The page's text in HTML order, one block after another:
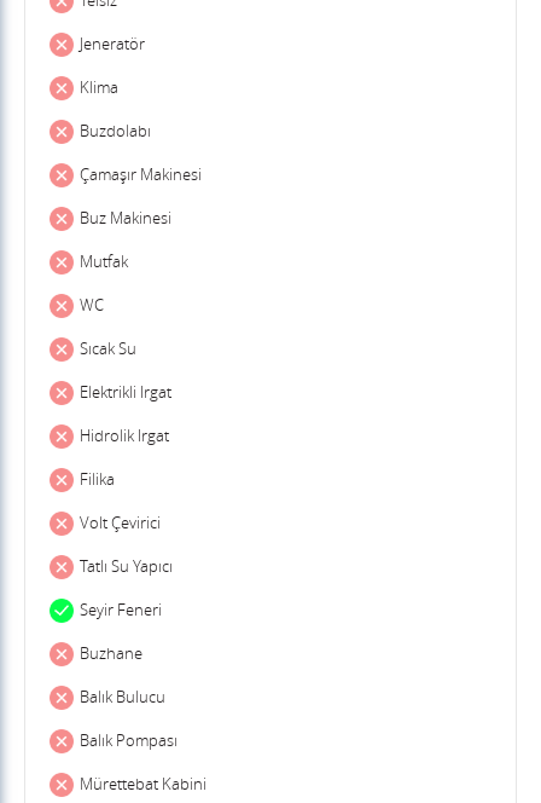
Jeneratör
Klima
Buzdolabı
Çamaşır Makinesi
Buz Makinesi
Mutfak
WC
Sıcak Su
Elektrikli Irgat
Hidrolik Irgat
Filika
Volt Çevirici
Tatlı Su Yapıcı
Seyir Feneri
Buzhane
Balık Bulucu
Balık Pompası
Mürettebat Kabini